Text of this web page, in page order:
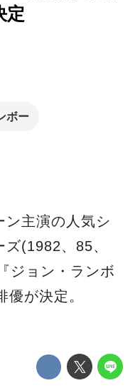
定
ボー
ン主演の人気シ
(1982、85、
ジョン・ランボ
が決定。